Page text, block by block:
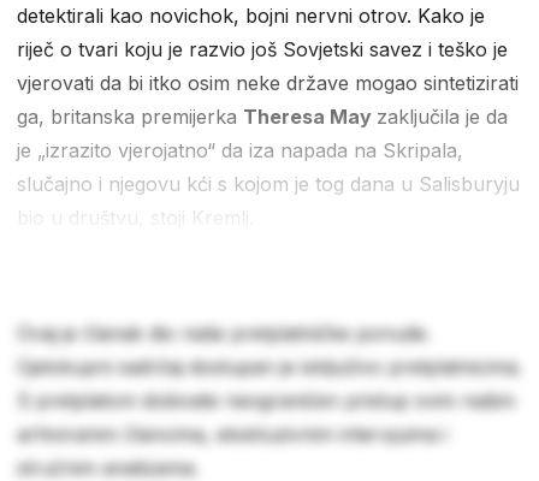
detektirali kao novichok, bojni nervni otrov. Kako je
riječ o tvari koju je razvio još Sovjetski savez i teško je
vjerovati da bi itko osim neke države mogao sintetizirati
ga, britanska premijerka Theresa May zaključila je da
je „izrazito vjerojatno“ da iza napada na Skripala,
slučajno i njegovu kći s kojom je tog dana u Salisburyju
bio u društvu, stoji Kremlj.
Ovaj je članak dio naše pretplatničke ponude.
Cjelokupni sadržaj dostupan je isključivo pretplatnicima.
S pretplatom dobivate neograničen pristup svim našim
arhiviranim člancima, ekskluzivnim intervjuima i
stručnim analizama.